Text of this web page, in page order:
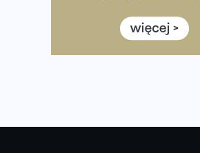
Już w tę sobotę 35. Bieg Powstania
Wystartuje rekordowa liczba